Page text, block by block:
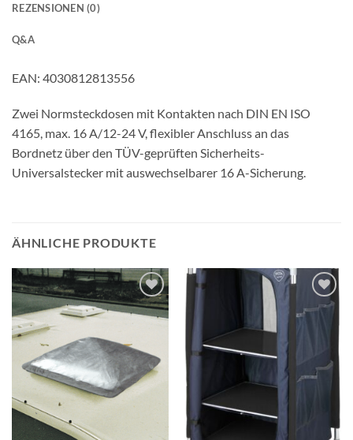
REZENSIONEN (0)
Q&A
EAN: 4030812813556
Zwei Normsteckdosen mit Kontakten nach DIN EN ISO
4165, max. 16 A/12-24 V, flexibler Anschluss an das
Bordnetz über den TÜV-geprüften Sicherheits-
Universalstecker mit auswechselbarer 16 A-Sicherung.
ÄHNLICHE PRODUKTE